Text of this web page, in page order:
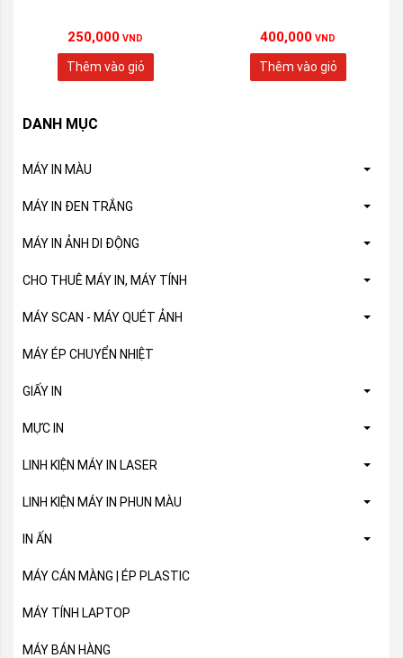
250,000 VND
Thêm vào giỏ
400,000 VND
Thêm vào giỏ
DANH MỤC
MÁY IN MÀU
MÁY IN ĐEN TRẮNG
MÁY IN ẢNH DI ĐỘNG
CHO THUÊ MÁY IN, MÁY TÍNH
MÁY SCAN - MÁY QUÉT ẢNH
MÁY ÉP CHUYỂN NHIỆT
GIẤY IN
MỰC IN
LINH KIỆN MÁY IN LASER
LINH KIỆN MÁY IN PHUN MÀU
IN ẤN
MÁY CÁN MÀNG | ÉP PLASTIC
MÁY TÍNH LAPTOP
MÁY BÁN HÀNG